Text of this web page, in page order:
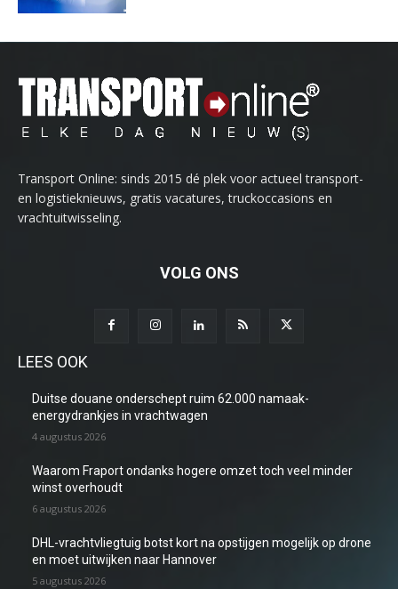
Transport Online: sinds 2015 dé plek voor actueel transport-
en logistieknieuws, gratis vacatures, truckoccasions en
vrachtuitwisseling.
VOLG ONS
LEES OOK
Duitse douane onderschept ruim 62.000 namaak-
energydrankjes in vrachtwagen
4 augustus 2026
Waarom Fraport ondanks hogere omzet toch veel minder
winst overhoudt
6 augustus 2026
DHL-vrachtvliegtuig botst kort na opstijgen mogelijk op drone
en moet uitwijken naar Hannover
5 augustus 2026